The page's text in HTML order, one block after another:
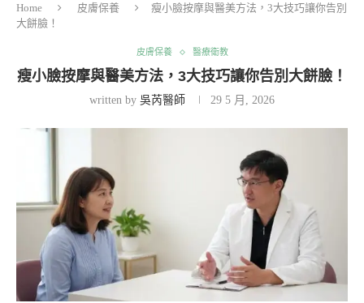
Home 皮膚保養
瘦小臉按摩與醫美方法，3大技巧讓你告別
大餅臉！
皮膚保養 醫療衛教
瘦小臉按摩與醫美方法，3大技巧讓你告別大餅臉！
written by 吳芮醫師 29 5 月, 2026